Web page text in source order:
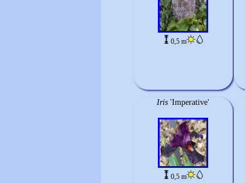
0,5 m
Iris 'Imperative'
0,5 m